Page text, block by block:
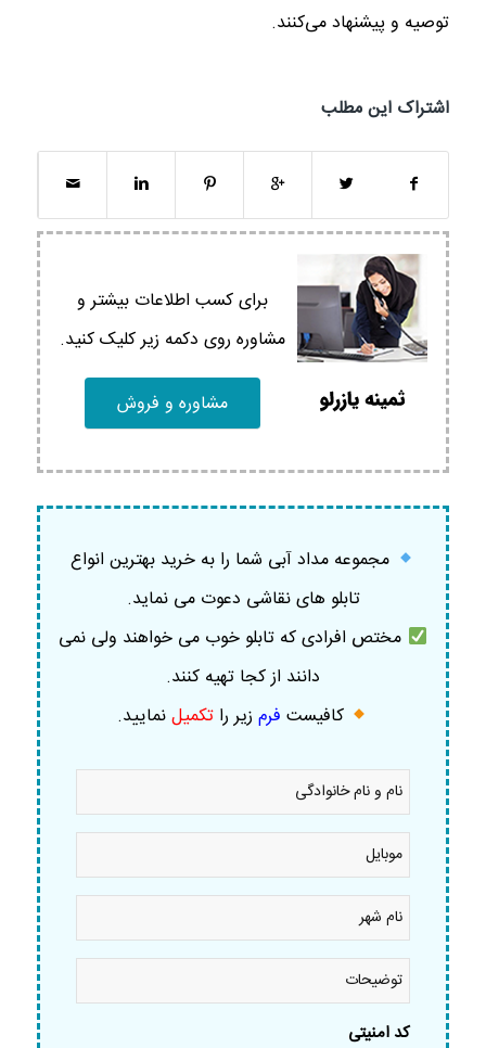
توصیه و پیشنهاد می‌کنند.
اشتراک این مطلب
برای کسب اطلاعات بیشتر و
مشاوره روی دکمه زیر کلیک کنید.
مشاوره و فروش
مجموعه مداد آبی شما را به خرید بهترین انواع
تابلو های نقاشی دعوت می نماید.
مختص افرادی که تابلو خوب می خواهند ولی نمی
دانند از کجا تهیه کنند.
کافیست فرم زیر را تکمیلنمایید.
نام
نام
خانوادگی
موبایل
نام
شهر *
توضیحات
کد امنیتی